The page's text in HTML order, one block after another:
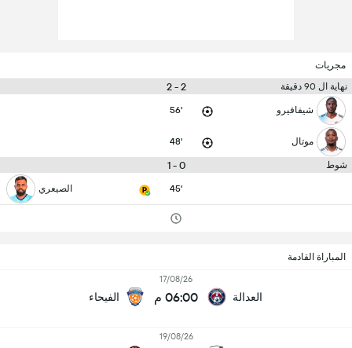
مجريات
نهاية ال 90 دقيقة
2 - 2
شيفافيرو 56'
موتال 48'
شوط 0 - 1
45' الصيعري
المباراة القادمة
العدالة
17/08/26
06:00 م الفيحاء
19/08/26